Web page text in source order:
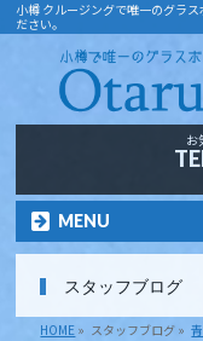
小樽 クルージングで唯一のグラ
ださい。
お
MENU
スタッフブログ
HOME » スタッフブログ »